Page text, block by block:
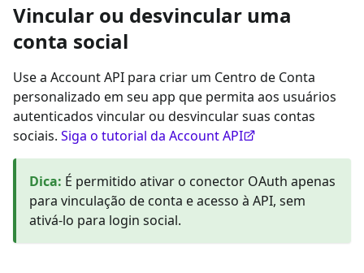
Vincular ou desvincular uma
conta social
Use a Account API para criar um Centro de Conta
personalizado em seu app que permita aos usuários
autenticados vincular ou desvincular suas contas
sociais. Siga o tutorial da Account API
Dica: É permitido ativar o conector OAuth apenas
para vinculação de conta e acesso à API, sem
ativá-lo para login social.